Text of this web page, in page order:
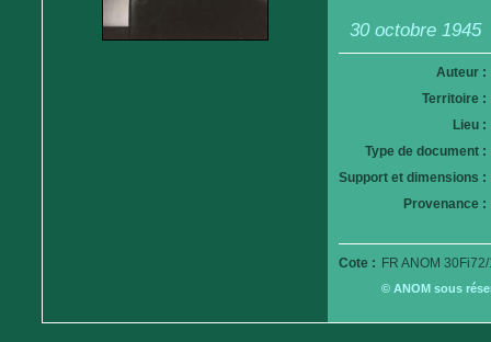
30 octobre 1945
Auteur :
Territoire :
Lieu :
Type de document :
Support et dimensions :
Provenance :
Cote : FR ANOM
© ANOM sous